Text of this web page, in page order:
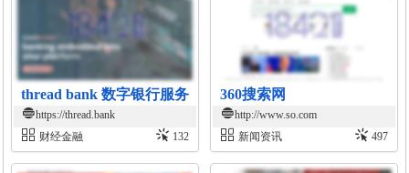
thread bank 数字银行服务
https://thread.bank
财经金融
132
360搜索网
http://www.so.com
新闻资讯
497